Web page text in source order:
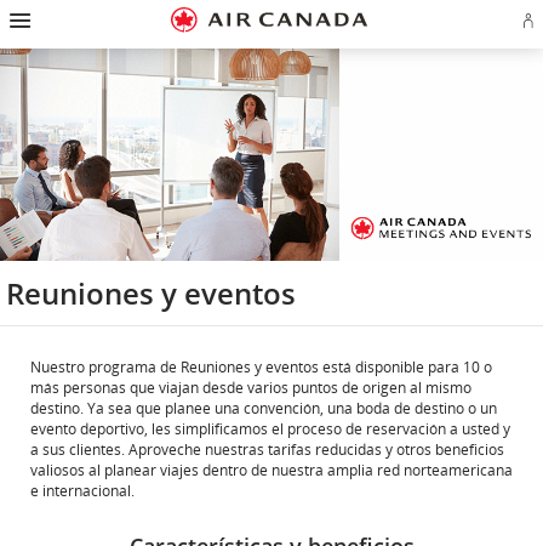
página
de
Omitir
pasar
a
de
navegación
principal
Omitir
pasar
al
campo
de
Omitir
pasar
a
del
pie
de
página
Omitir
pasar
al
sitio
Omitir
pasar
a
Reuniones y eventos
Nuestro programa de Reuniones y eventos está disponible para 10 o
más personas que viajan desde varios puntos de origen al mismo
destino. Ya sea que planee una convención, una boda de destino o un
evento deportivo, les simplificamos el proceso de reservación a usted y
a sus clientes. Aproveche nuestras tarifas reducidas y otros beneficios
valiosos al planear viajes dentro de nuestra amplia red norteamericana
e internacional.